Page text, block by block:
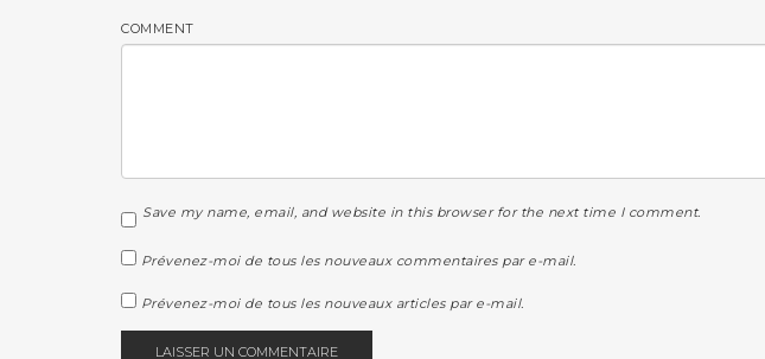
COMMENT
Save my name, email, and website in this browser for the next time I comment.
Prévenez-moi de tous les nouveaux commentaires par e-mail.
Prévenez-moi de tous les nouveaux articles par e-mail.